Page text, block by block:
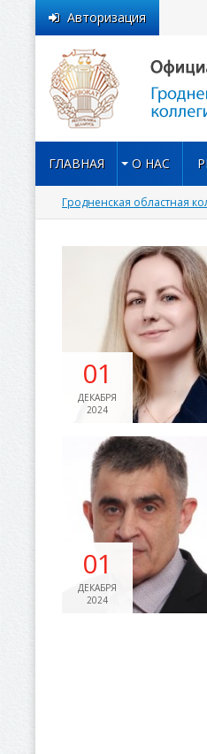
Авторизация
ГЛАВНАЯ О НАС
Гродненская областная
01
ДЕКАБРЯ
2024
01
ДЕКАБРЯ
2024